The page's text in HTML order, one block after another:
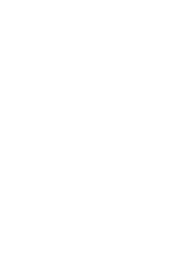
крупнейших мировых
инновации и передовые
реализации готовой продукции.